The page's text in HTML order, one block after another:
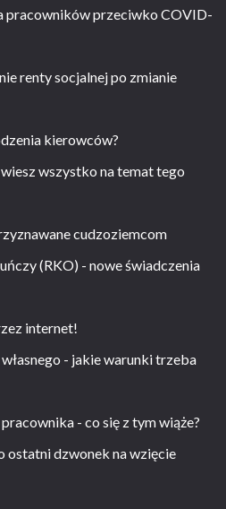
pracowników przeciwko COVID-
renty socjalnej po zmianie
kierowców?
wszystko na temat tego
cudzoziemcom
(RKO) - nowe świadczenia
internet!
- jakie warunki trzeba
- co się z tym wiąże?
ostatni dzwonek na wzięcie